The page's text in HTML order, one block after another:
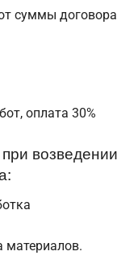
суммы договора
оплата 30%
возведении
материалов.